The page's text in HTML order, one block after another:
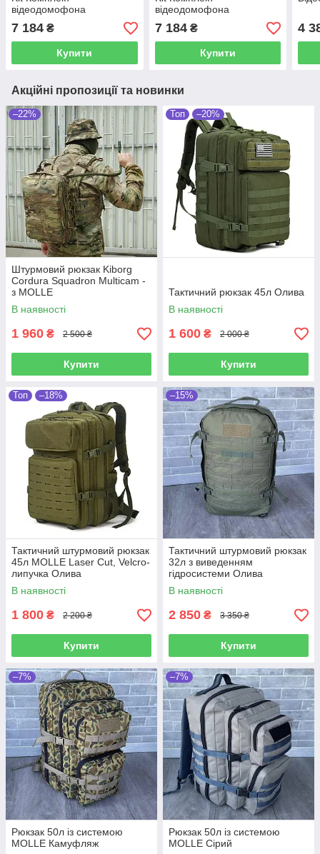
відеодомофона
7 184 ₴
Купити
відеодомофона
7 184₴
Купити
4
Акційні пропозиції та новинки
–22%
Штурмовий рюкзак Kiborg
Cordura Squadron Multicam -
з MOLLE
В наявності
1 960 ₴ 2 500 ₴
Купити
Топ –20%
Тактичний рюкзак 45л Олива
В наявності
1 600 ₴ 2 000 ₴
Купити
Топ –18%
Тактичний штурмовий рюкзак
45л MOLLE Laser Cut, Velcro-
липучка Олива
В наявності
1 800 ₴ 2 200 ₴
Купити
–15%
Тактичний штурмовий рюкзак
32л з виведенням
гідросистеми Олива
В наявності
2 850 ₴ 3 350 ₴
Купити
–7%
Рюкзак 50л із системою
MOLLE Камуфляж
–7%
Рюкзак 50л із системою
MOLLE Сірий